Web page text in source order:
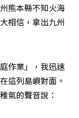
熊本縣不知火海
相信，拿出九州
作業」，我迅速
這列島嶼對面。
氣的聲音說：